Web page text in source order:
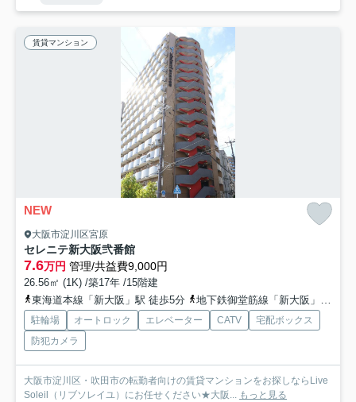
賃貸マンション
NEW
大阪市淀川区宮原
セレニテ新大阪弐番館
7.6万円 管理/共益費9,000円
26.56㎡ (1K) /築17年 /15階建
東海道本線「新大阪」駅 徒歩5分
地下鉄御堂筋線「新大阪」駅 徒歩5分
駐輪場 オートロック エレベーター CATV
宅配ボックス
防犯カメラ
大阪市淀川区・吹田市の転勤者向けの賃貸マンションをお探しならLive
Soleil（リブソレイユ）にお任せください★大阪... もっと見る